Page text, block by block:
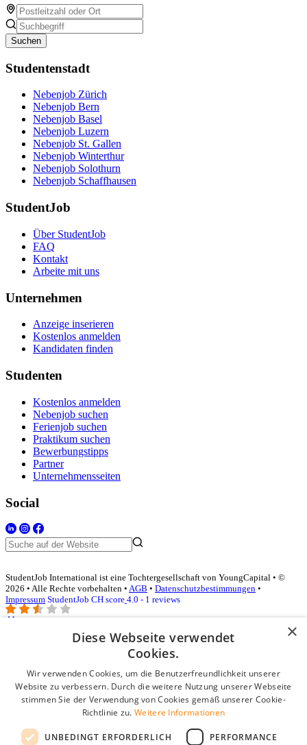
Suchen
Studentenstadt
Nebenjob Zürich
Nebenjob Bern
Nebenjob Basel
Nebenjob Luzern
Nebenjob St. Gallen
Nebenjob Winterthur
Nebenjob Solothurn
Nebenjob Schaffhausen
StudentJob
Über StudentJob
FAQ
Kontakt
Arbeite mit uns
Unternehmen
Anzeige inserieren
Kostenlos anmelden
Kandidaten finden
Studenten
Kostenlos anmelden
Nebenjob suchen
Ferienjob suchen
Praktikum suchen
Bewerbungstipps
Partner
Unternehmensseiten
Social
StudentJob International ist eine Tochtergesellschaft von YoungCapital • ©
2026 • Alle Rechte vorbehalten • AGB • Datenschutzbestimmungen •
Impressum StudentJob CH score 4.0 - 1 reviews
Login für Unternehmen
E-Mail*
Passwort
Angemeldet bleiben
Passwort vergessen?
×
Diese Webseite verwendet
Cookies.
Wir verwenden Cookies, um die Benutzerfreundlichkeit unserer
Website zu verbessern. Durch die weitere Nutzung unserer Webseite
stimmen Sie der Verwendung von Cookies gemäß unserer Cookie-
Richtlinie zu. Weitere Informationen
UNBEDINGT ERFORDERLICH PERFORMANCE